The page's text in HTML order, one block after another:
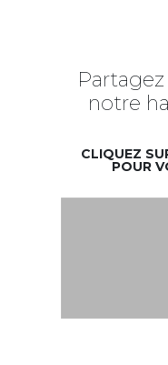
notre
CLIQUEZ
POUR